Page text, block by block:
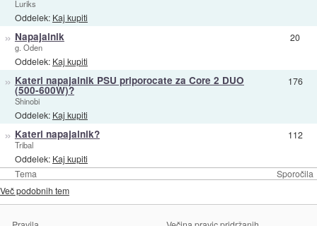
Tema Sporočila
Luriks
Oddelek: Kaj kupiti
» Napajalnik
g. Oden
Oddelek: Kaj kupiti
20
» Kateri napajalnik PSU priporocate za Core 2 DUO
(500-600W)?
Shinobi
Oddelek: Kaj kupiti
176
» Kateri napajalnik?
Tribal
Oddelek: Kaj kupiti
112
Več podobnih tem